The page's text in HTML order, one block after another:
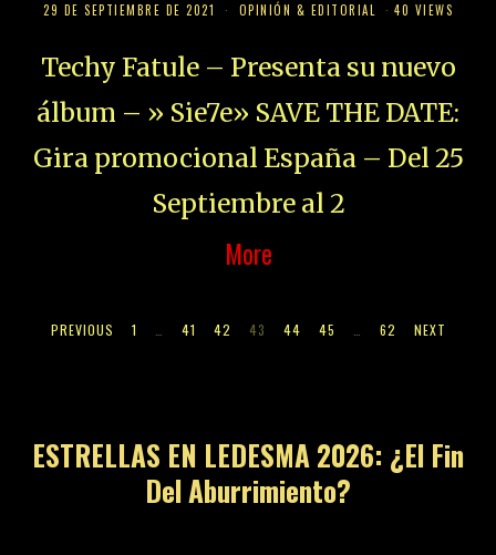
29 DE SEPTIEMBRE DE 2021 OPINIÓN & EDITORIAL 40 VIEWS
Techy Fatule – Presenta su nuevo
álbum – » Sie7e» SAVE THE DATE:
Gira promocional España – Del 25
Septiembre al 2
More
PREVIOUS 1 41 42 43 44 45 62 NEXT
ESTRELLAS EN LEDESMA 2026: ¿El Fin
Del Aburrimiento?